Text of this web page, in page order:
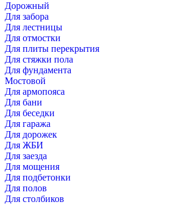
Дорожный
Для забора
Для лестницы
Для отмостки
Для плиты перекрытия
Для стяжки пола
Для фундамента
Мостовой
Для армопояса
Для бани
Для беседки
Для гаража
Для дорожек
Для ЖБИ
Для заезда
Для мощения
Для подбетонки
Для полов
Для столбиков